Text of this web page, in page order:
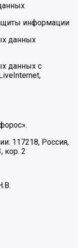
информации
данных
данных с
117218, Россия,
кор. 2